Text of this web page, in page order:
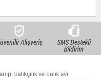
Alışveriş SMS Destekli
Bildirim
balıkçılık ve balık avı